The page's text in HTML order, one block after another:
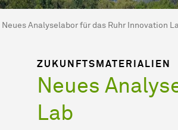
hier:
Neues Analyselabor für das Ruhr Innovation
ZUKUNFTSMATERIALIEN
Neues
Lab